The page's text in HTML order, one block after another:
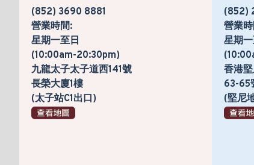
(852) 3690 8881
營業時間:
星期一至日
(10:00am-20:30pm)
九龍太子太子道西141號
長榮大廈1樓
(太子站C1出口)
(852)
營業
星期一
香港
63-65
(堅尼